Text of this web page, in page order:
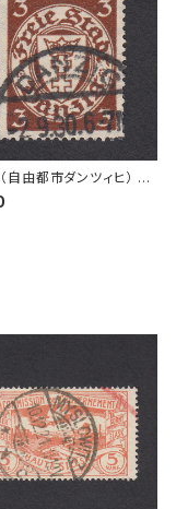
自由都市ダンツィヒ） 3P
使用済み切手｜DA